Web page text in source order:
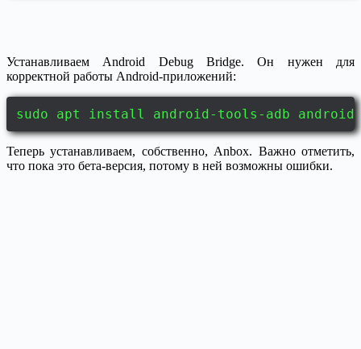
Устанавливаем Android Debug Bridge. Он нужен для
корректной работы Android-приложений:
sudo apt install android-tools-adb
Теперь устанавливаем, собственно, Anbox. Важно отметить,
что пока это бета-версия, потому в ней возможны ошибки.